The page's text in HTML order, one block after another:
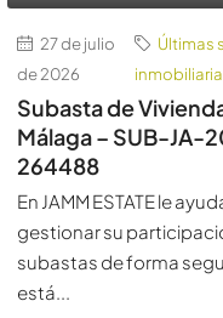
27 de julio
de 2026
Últimas
Subasta de
Málaga – SUB-JA-
264488
En JAMM ESTATE le
gestionar su
subastas de forma
está...